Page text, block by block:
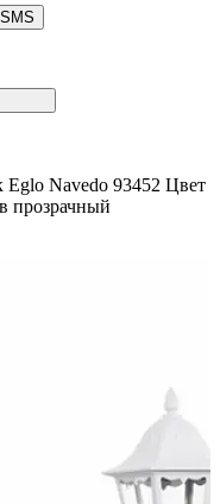
Navedo 93452 Цвет
прозрачный